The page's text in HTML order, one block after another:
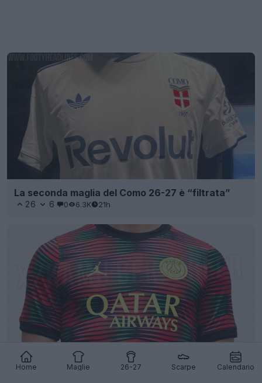
Home Maglie 26-27 Scarpe Calendario
La seconda maglia del Como 26-27 è “filtrata”
26 6 0 6.3K 21h
È avvenuta la filtrazione dell’audace maglia pre-